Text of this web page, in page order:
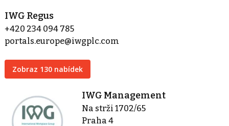
IWG Regus
+420 234 094 785
portals.europe@iwgplc.com
Zobraz 130 nabídek
IWG Management
Na strži 1702/65
Praha 4